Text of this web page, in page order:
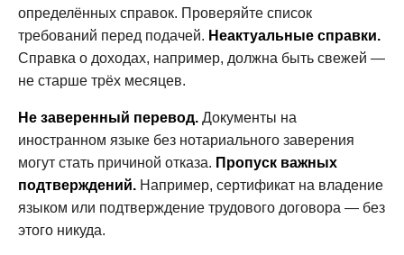
определённых справок. Проверяйте список
требований перед подачей. Неактуальные справки.
Справка о доходах, например, должна быть свежей —
не старше трёх месяцев.
Не заверенный перевод. Документы на
иностранном языке без нотариального заверения
могут стать причиной отказа. Пропуск важных
подтверждений. Например, сертификат на владение
языком или подтверждение трудового договора — без
этого никуда.